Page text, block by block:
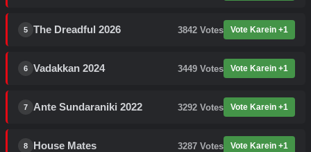
5 The Dreadful 2026 3842 Votes Vote Karein +1
6 Vadakkan 2024 3449 Votes Vote Karein +1
7 Ante Sundaraniki 2022 3292 Votes Vote Karein +1
8 House Mates 3287 Votes Vote Karein +1